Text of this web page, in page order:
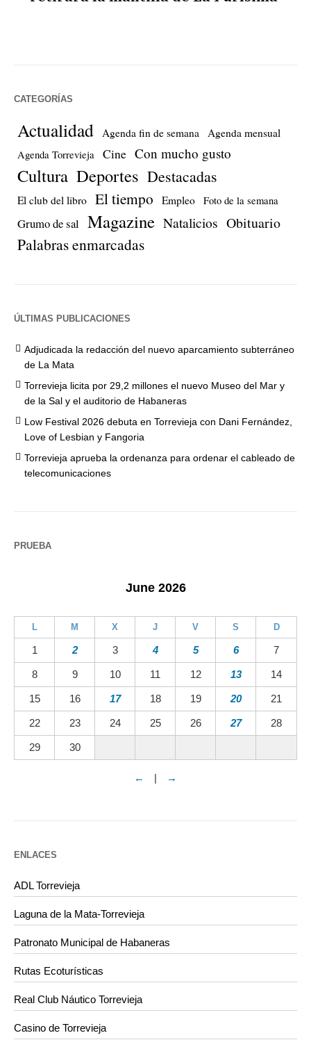
CATEGORÍAS
Actualidad Agenda fin de semana Agenda mensual
Agenda Torrevieja Cine Con mucho gusto
Cultura Deportes Destacadas
El club del libro El tiempo Empleo Foto de la semana
Grumo de sal Magazine Natalicios Obituario
Palabras enmarcadas
ÚLTIMAS PUBLICACIONES
Adjudicada la redacción del nuevo aparcamiento subterráneo
de La Mata
Torrevieja licita por 29,2 millones el nuevo Museo del Mar y
de la Sal y el auditorio de Habaneras
Low Festival 2026 debuta en Torrevieja con Dani Fernández,
Love of Lesbian y Fangoria
Torrevieja aprueba la ordenanza para ordenar el cableado de
telecomunicaciones
PRUEBA
June 2026
L M X J V S D
1 2 3 4 5 6 7
8 9 10 11 12 13 14
15 16 17 18 19 20 21
22 23 24 25 26 27 28
29 30
← | →
ENLACES
ADL Torrevieja
Laguna de la Mata-Torrevieja
Patronato Municipal de Habaneras
Rutas Ecoturísticas
Real Club Náutico Torrevieja
Casino de Torrevieja